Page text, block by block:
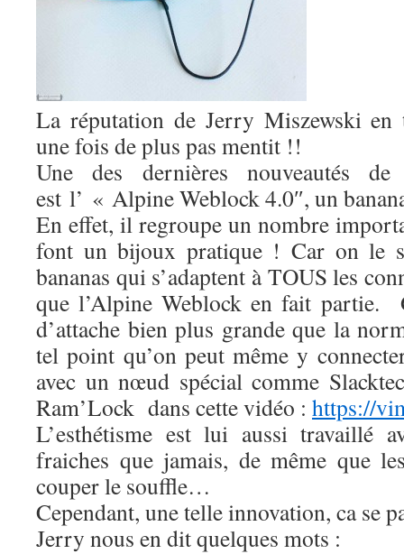
La réputation de Jerry Miszewski en
une fois de plus pas mentit !!
Une des dernières nouveautés
est l’ « Alpine Weblock 4.0″, un
En effet, il regroupe un nombre
font un bijoux pratique ! Car on le
bananas qui s’adaptent à TOUS les
que l’Alpine Weblock en fait partie.
d’attache bien plus grande que la
tel point qu’on peut même y
avec un nœud spécial comme
Ram’Lock dans cette vidéo : https://
L’esthétisme est lui aussi travaillé
fraiches que jamais, de même que
couper le souffle…
Cependant, une telle innovation, ca se
Jerry nous en dit quelques mots :